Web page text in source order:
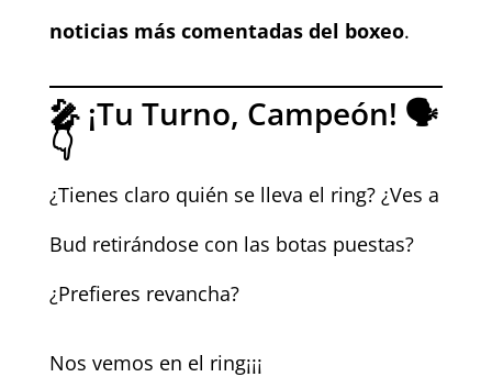
noticias más comentadas del boxeo.
🎤 ¡Tu Turno, Campeón! 🗣️
👇
¿Tienes claro quién se lleva el ring? ¿Ves a
Bud retirándose con las botas puestas?
¿Prefieres revancha?
Nos vemos en el ring¡¡¡